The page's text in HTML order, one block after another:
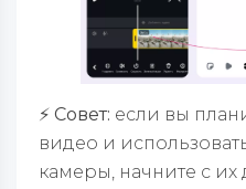
⚡️ Совет: если вы
видео и
камеры, начните с